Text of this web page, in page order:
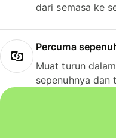
dari semasa ke
Percuma
Muat turun
sepenuhnya dan